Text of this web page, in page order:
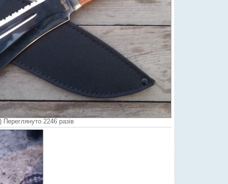
2246 разів